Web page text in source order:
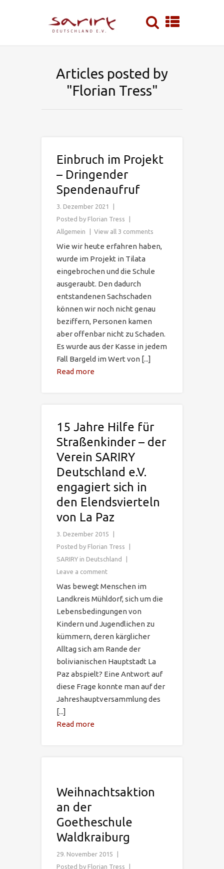
Articles posted by
"Florian Tress"
Einbruch im Projekt
– Dringender
Spendenaufruf
3. Dezember 2021
Posted by Florian Tress
Allgemein
View all 3 comments
Wie wir heute erfahren haben,
wurde im Projekt in Tilata
eingebrochen und die Schule
ausgeraubt. Den dadurch
entstandenen Sachschaden
können wir noch nicht genau
beziffern, Personen kamen
aber offenbar nicht zu Schaden.
Es wurde aus der Kasse in jedem
Fall Bargeld im Wert von [...]
Read more
15 Jahre Hilfe für
Straßenkinder – der
Verein SARIRY
Deutschland e.V.
engagiert sich in
den Elendsvierteln
von La Paz
3. Dezember 2015
Posted by Florian Tress
SARIRY in Deutschland
Leave a comment
Was bewegt Menschen im
Landkreis Mühldorf, sich um die
Lebensbedingungen von
Kindern und Jugendlichen zu
kümmern, deren kärglicher
Alltag sich am Rande der
bolivianischen Hauptstadt La
Paz abspielt? Eine Antwort auf
diese Frage konnte man auf der
Jahreshauptversammlung des
[...]
Read more
Weihnachtsaktion
an der
Goetheschule
Waldkraiburg
29. November 2015
Posted by Florian Tress